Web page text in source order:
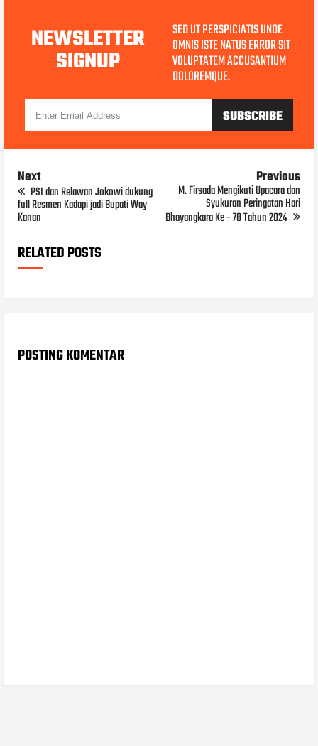
NEWSLETTER
SIGNUP
SED UT PERSPICIATIS UNDE
OMNIS ISTE NATUS ERROR SIT
VOLUPTATEM ACCUSANTIUM
DOLOREMQUE.
Next
PSI dan Relawan Jokowi dukung
full Resmen Kadapi jadi Bupati Way
Kanan
Previous
M. Firsada Mengikuti Upacara dan
Syukuran Peringatan Hari
Bhayangkara Ke - 78 Tahun 2024
RELATED POSTS
POSTING KOMENTAR